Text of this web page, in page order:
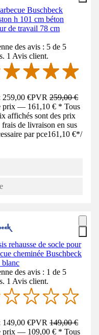
Buschbeck
h 101 cm béton
de travail 78 cm
des avis : 5 de 5
1 Avis client.
259,00 €PVR259,00 €
prix — 161,10 € * Tous
affichés sont des prix
de livraison en sus
par pce161,10 €*/
rehausse de socle pour
cheminée Buschbeck
blanc
des avis : 1 de 5
1 Avis client.
149,00 €PVR149,00 €
prix — 109,00 € * Tous